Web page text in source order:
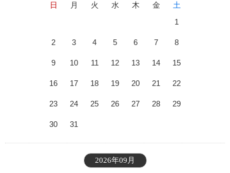
日 月 火 水 木 金
土
1
2 3 4 5 6 7 8
9 10 11 12 13 14 15
16 17 18 19 20 21 22
23 24 25 26 27 28 29
30 31
2026年09月